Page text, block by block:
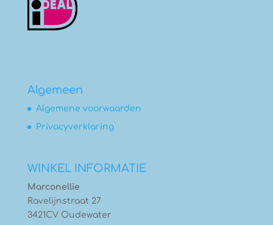
Algemeen
Algemene voorwaarden
Privacyverklaring
WINKEL INFORMATIE
Marconellie
Ravelijnstraat 27
3421CV Oudewater